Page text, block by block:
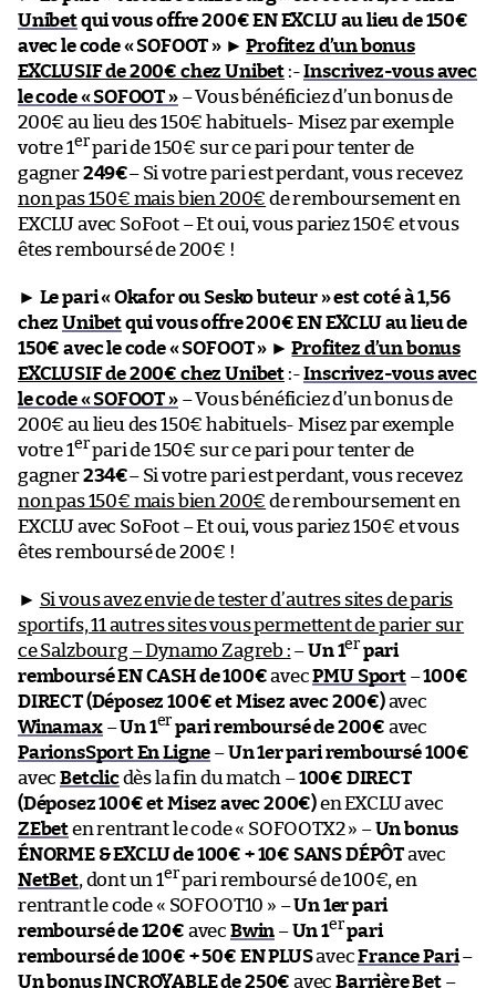
Unibetqui vous offre 200€ EN EXCLU au lieu de 150€
avec le code « SOFOOT »►Profitez d’un bonus
EXCLUSIF de 200€ chez Unibet:-Inscrivez-vous avec
le code « SOFOOT »– Vous bénéficiez d’un bonus de
200€ au lieu des 150€ habituels- Misez par exemple
votre 1erpari de 150€ sur ce pari pour tenter de
gagner249€– Si votre pari est perdant, vous recevez
non pas 150€ mais bien 200€ de remboursement en
EXCLU avec SoFoot – Et oui, vous pariez 150€ et vous
êtes remboursé de 200€ !
► Le pari « Okafor ou Sesko buteur » est coté à 1,56
chezUnibetqui vous offre 200€ EN EXCLU au lieu de
150€ avec le code « SOFOOT »►Profitez d’un bonus
EXCLUSIF de 200€ chez Unibet:-Inscrivez-vous avec
le code « SOFOOT »– Vous bénéficiez d’un bonus de
200€ au lieu des 150€ habituels- Misez par exemple
votre 1erpari de 150€ sur ce pari pour tenter de
gagner234€– Si votre pari est perdant, vous recevez
non pas 150€ mais bien 200€ de remboursement en
EXCLU avec SoFoot – Et oui, vous pariez 150€ et vous
êtes remboursé de 200€ !
► Si vous avez envie de tester d’autres sites de paris
sportifs, 11 autres sites vous permettent de parier sur
ce Salzbourg – Dynamo Zagreb : –Un 1er pari
remboursé EN CASH de 100€avecPMU Sport–100€
DIRECT (Déposez 100€ et Misez avec 200€)avec
Winamax–Un 1er pari remboursé de 200€ avec
ParionsSport En Ligne –Un 1er pari remboursé 100€
avecBetclicdès la fin du match –100€ DIRECT
(Déposez 100€ et Misez avec 200€)en EXCLU avec
ZEbeten rentrant le code « SOFOOTX2 » –Un bonus
ÉNORME & EXCLU de 100€ + 10€ SANS DÉPÔTavec
NetBet, dont un 1erpari remboursé de 100€, en
rentrant le code « SOFOOT10 » –Un 1er pari
remboursé de 120€ avec Bwin –Un 1erpari
remboursé de 100€ + 50€ EN PLUSavecFrance Pari–
Un bonus INCROYABLE de 250€ avecBarrière Bet–